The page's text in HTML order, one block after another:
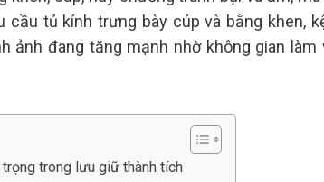
tủ kính trưng bày cúp và bằng khen,
ảnh đang tăng mạnh nhờ không gian làm
trong lưu giữ thành tích